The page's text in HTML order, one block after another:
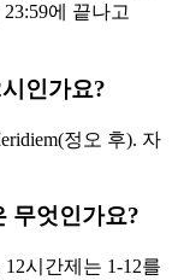
에 끝나고
인가요?
정오 후). 자
무엇인가요?
시간제는 1-12를